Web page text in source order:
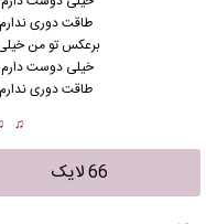
طاقت دوری
برعکس تو من
خیلی دوست دارم
طاقت دوری
♫
66 لایک